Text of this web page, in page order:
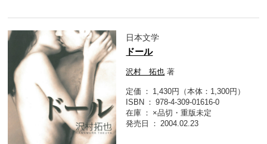
日本文学
ドール
沢村 拓也 著
定価
1,430円（本体：1,300円）
ISBN
978-4-309-01616-0
在庫
×品切・重版未定
発売日
2004.02.23